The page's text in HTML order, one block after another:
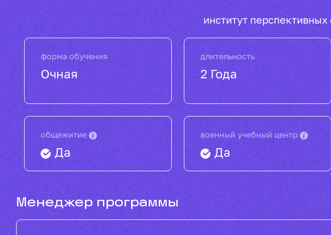
институт
форма обучения
Очная
длительность
2 Года
общежитие
Да
военный учебный центр
Да
Менеджер программы